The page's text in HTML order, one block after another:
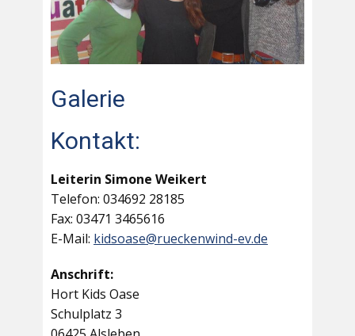
Galerie
Kontakt:
Leiterin Simone Weikert
Telefon: 034692 28185
Fax: 03471 3465616
E-Mail: kidsoase@rueckenwind-ev.de
Anschrift:
Hort Kids Oase
Schulplatz 3